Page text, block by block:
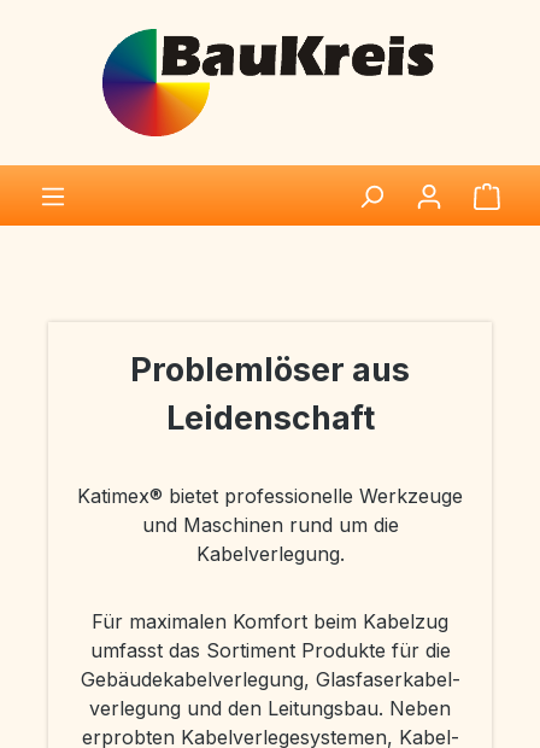
Zum Hauptinhalt springen
Problemlöser aus
Leidenschaft
Katimex® bietet professionelle Werkzeuge
und Maschinen rund um die
Kabelverlegung.
Für maximalen Komfort beim Kabelzug
umfasst das Sortiment Produkte für die
Gebäudekabelverlegung, Glasfaserkabel-
verlegung und den Leitungsbau. Neben
erprobten Kabelverlegesystemen, Kabel-